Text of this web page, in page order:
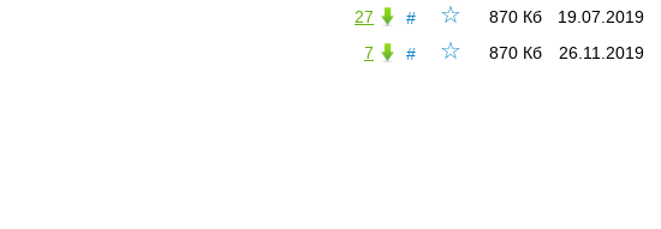
☆
# 19.07.2019
870 Кб
27
☆
# 26.11.2019
870 Кб
7